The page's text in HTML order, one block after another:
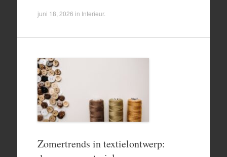
juni 18, 2026 in Interieur.
Zomertrends in textielontwerp: